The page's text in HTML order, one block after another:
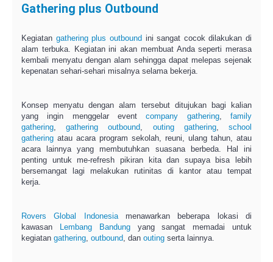
Gathering plus Outbound
Kegiatan gathering plus outbound ini sangat cocok dilakukan di
alam terbuka. Kegiatan ini akan membuat Anda seperti merasa
kembali menyatu dengan alam sehingga dapat melepas sejenak
kepenatan sehari-sehari misalnya selama bekerja.
Konsep menyatu dengan alam tersebut ditujukan bagi kalian
yang ingin menggelar eventcompany gathering,family
gathering,gathering outbound, outing gathering,school
gathering atau acara program sekolah, reuni, ulang tahun, atau
acara lainnya yang membutuhkan suasana berbeda. Hal ini
penting untuk me-refresh pikiran kita dan supaya bisa lebih
bersemangat lagi melakukan rutinitas di kantor atau tempat
kerja.
Rovers Global Indonesiamenawarkan beberapa lokasi di
kawasan
Lembang Bandungyang sangat memadai untuk
kegiatan gathering, outbound, dan outing serta lainnya.